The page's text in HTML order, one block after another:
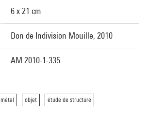
6 x 21 cm
Don de Indivision Mouille, 2010
AM 2010-1-335
métal objet étude de structure